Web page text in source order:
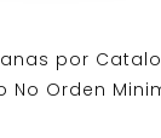
por
No Orden